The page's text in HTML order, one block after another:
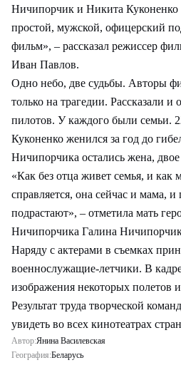
Ничипорчик и Никита Куконенко
простой, мужской, офицерский
фильм», – рассказал режиссер
Иван Павлов.
Одно небо, две судьбы. Авторы
только на трагедии. Рассказали
пилотов. У каждого были семьи.
Куконенко женился за год до
Ничипорчика остались жена,
«Как без отца живет семья, и как
справляется, она сейчас и мама, и
подрастают», – отметила мать
Ничипорчика Галина
Наряду с актерами в съемках
военнослужащие-летчики. В
изображения некоторых полетов
Результат труда творческой
увидеть во всех кинотеатрах
Автор:Янина Василевская
География:Беларусь